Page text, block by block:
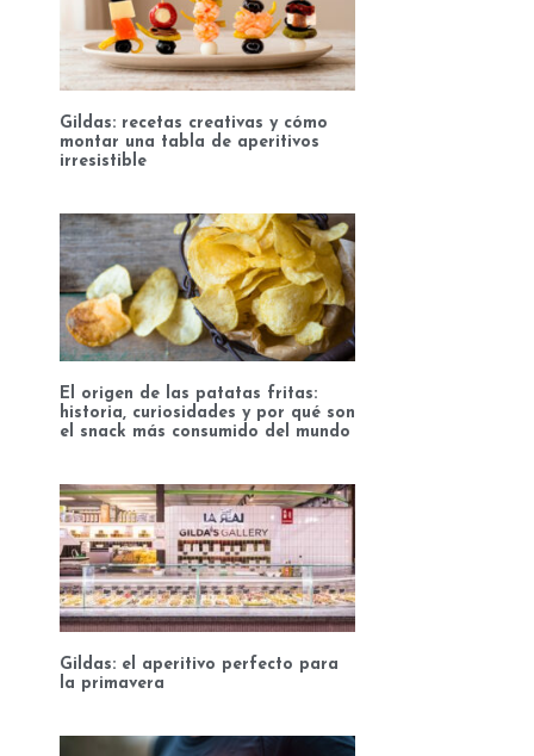
Gildas: recetas creativas y cómo
montar una tabla de aperitivos
irresistible
El origen de las patatas fritas:
historia, curiosidades y por qué son
el snack más consumido del mundo
Gildas: el aperitivo perfecto para
la primavera